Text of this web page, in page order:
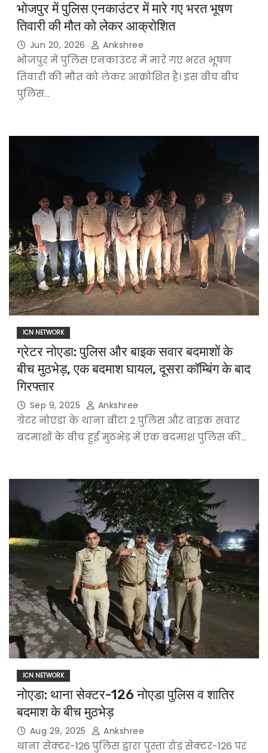
भोजपुर में पुलिस एनकाउंटर में मारे गए भरत भूषण
तिवारी की मौत को लेकर आक्रोशित
Jun 20, 2026 Ankshree
भोजपुर में पुलिस एनकाउंटर में मारे गए भरत भूषण
तिवारी की मौत को लेकर आक्रोशित है। इस बीच बीच
पुलिस…
ICN NETWORK
ग्रेटर नोएडा: पुलिस और बाइक सवार बदमाशों के
बीच मुठभेड़, एक बदमाश घायल, दूसरा कॉम्बिंग के बाद
गिरफ्तार
Sep 9, 2025 Ankshree
ग्रेटर नोएडा के थाना बीटा 2 पुलिस और बाइक सवार
बदमाशों के बीच हुई मुठभेड़ में एक बदमाश पुलिस की…
ICN NETWORK
नोएडा: थाना सेक्टर-126 नोएडा पुलिस व शातिर
बदमाश के बीच मुठभेड़
Aug 29, 2025 Ankshree
थाना सेक्टर-126 पुलिस द्वारा पुस्ता रोड़ सेक्टर-126 पर